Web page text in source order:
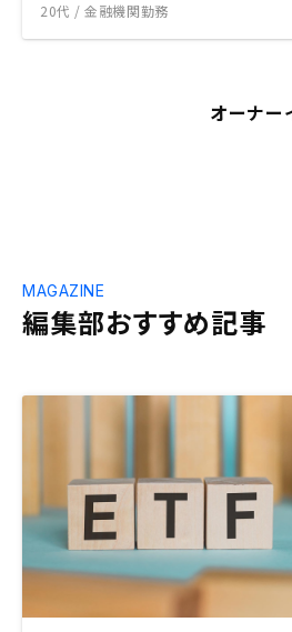
20代 / 金融機関勤務
オーナー
編集部おすすめ記事
MAGAZINE